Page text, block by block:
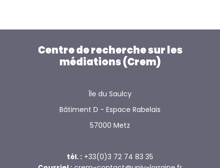
Centre de recherche sur les
médiations (Crem)
Île du Saulcy
Bâtiment D - Espace Rabelais
57000 Metz
tél. : +33(0)3 72 74 83 35